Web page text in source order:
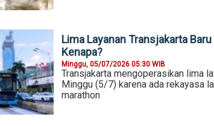
Lima Layanan Transjakarta
Kenapa?
Minggu, 05/07/2026 05:30 WIB
Transjakarta mengoperasikan lima
Minggu (5/7) karena ada rekayasa
marathon